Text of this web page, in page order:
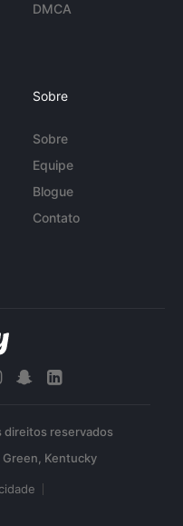
DMCA
Sobre
Sobre
Equipe
Blogue
Contato
direitos reservados